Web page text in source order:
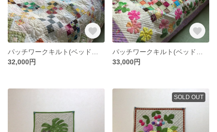
32,000円
33,000円
SOLD OUT